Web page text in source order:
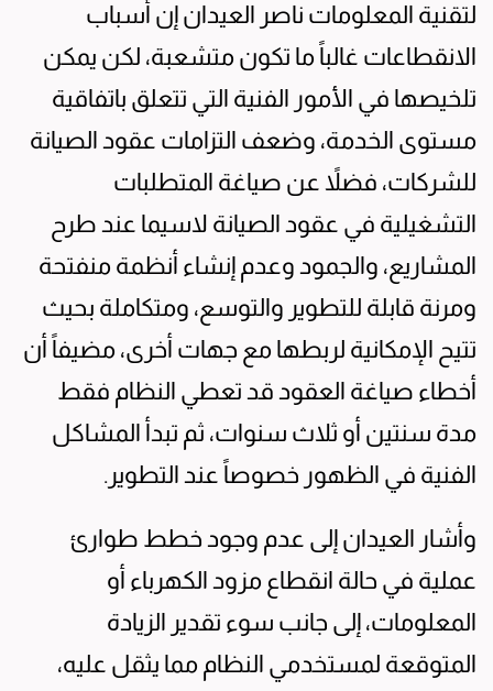
لتقنية المعلومات ناصر العيدان إن أسباب
الانقطاعات غالباً ما تكون متشعبة، لكن يمكن
تلخيصها في الأمور الفنية التي تتعلق باتفاقية
مستوى الخدمة، وضعف التزامات عقود الصيانة
للشركات، فضلاً عن صياغة المتطلبات
التشغيلية في عقود الصيانة لاسيما عند طرح
المشاريع، والجمود وعدم إنشاء أنظمة منفتحة
ومرنة قابلة للتطوير والتوسع، ومتكاملة بحيث
تتيح الإمكانية لربطها مع جهات أخرى، مضيفاً أن
أخطاء صياغة العقود قد تعطي النظام فقط
مدة سنتين أو ثلاث سنوات، ثم تبدأ المشاكل
الفنية في الظهور خصوصاً عند التطوير.
وأشار العيدان إلى عدم وجود خطط طوارئ
عملية في حالة انقطاع مزود الكهرباء أو
المعلومات، إلى جانب سوء تقدير الزيادة
المتوقعة لمستخدمي النظام مما يثقل عليه،